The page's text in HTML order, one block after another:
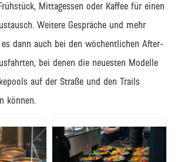
Mittagessen oder Kaffee für einen
Weitere Gespräche und mehr
dann auch bei den wöchentlichen After-
bei denen die neuesten Modelle
auf der Straße und den Trails
können.